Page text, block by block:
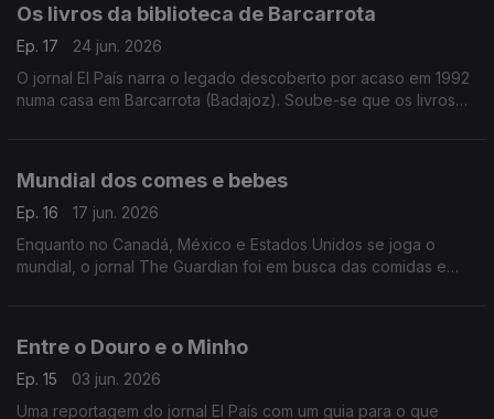
Os livros da biblioteca de Barcarrota
Ep. 17
24 jun. 2026
O jornal El País narra o legado descoberto por acaso em 1992
numa casa em Barcarrota (Badajoz). Soube-se que os livros
Mundial dos comes e bebes
Ep. 16
17 jun. 2026
Enquanto no Canadá, México e Estados Unidos se joga o
mundial, o jornal The Guardian foi em busca das comidas e
Entre o Douro e o Minho
Ep. 15
03 jun. 2026
Uma reportagem do jornal El País com um guia para o que